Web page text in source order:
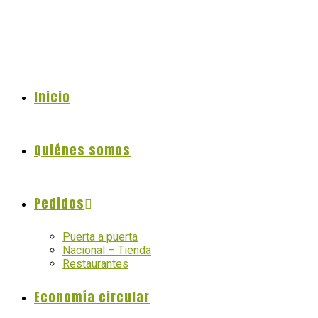
Inicio
Quiénes somos
Pedidos
Puerta a puerta
Nacional – Tienda
Restaurantes
Economía circular